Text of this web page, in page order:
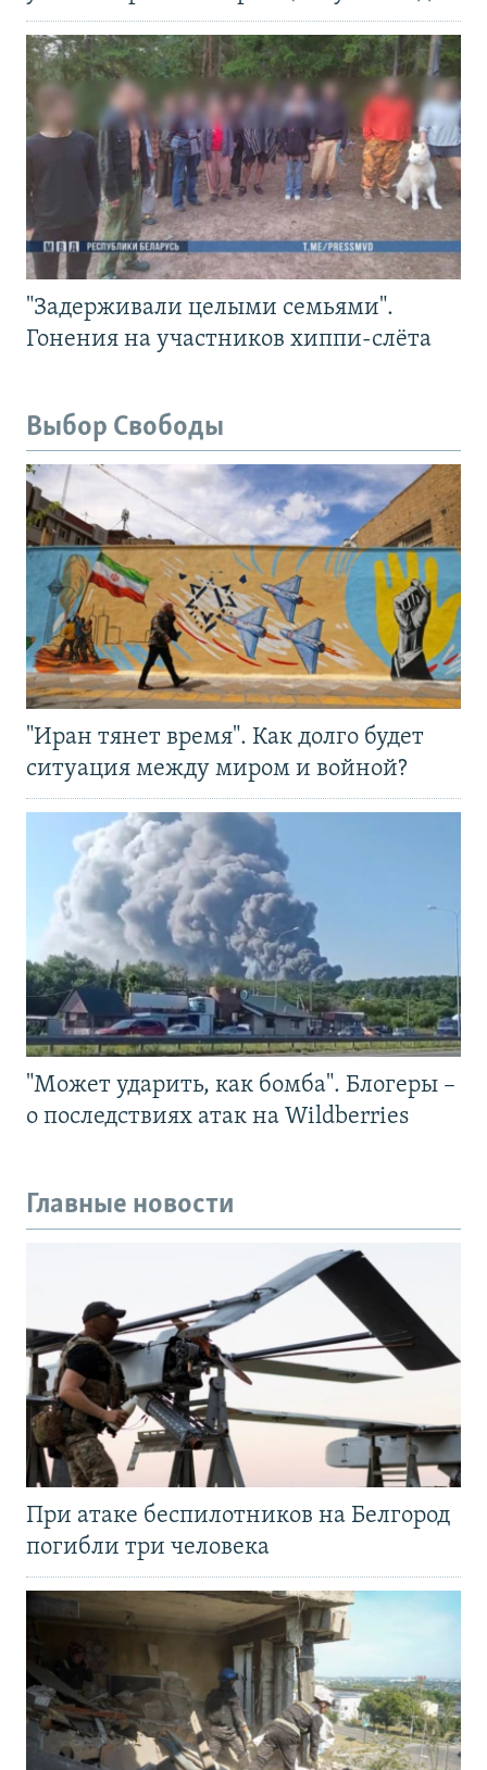
"Задерживали целыми семьями".
Гонения на участников хиппи-слёта
Выбор Свободы
"Иран тянет время". Как долго будет
ситуация между миром и войной?
"Может ударить, как бомба". Блогеры –
о последствиях атак на Wildberries
Главные новости
При атаке беспилотников на Белгород
погибли три человека